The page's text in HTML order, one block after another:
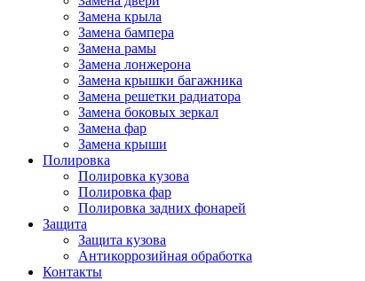
Замена крыла
Замена бампера
Замена рамы
Замена лонжерона
Замена крышки багажника
Замена решетки радиатора
Замена боковых зеркал
Замена фар
Замена крыши
Полировка
Полировка кузова
Полировка фар
Полировка задних фонарей
Защита
Защита кузова
Антикоррозийная обработка
Контакты